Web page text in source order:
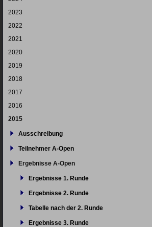
2023
2022
2021
2020
2019
2018
2017
2016
2015
Ausschreibung
Teilnehmer A-Open
Ergebnisse A-Open
Ergebnisse 1. Runde
Ergebnisse 2. Runde
Tabelle nach der 2. Runde
Ergebnisse 3. Runde